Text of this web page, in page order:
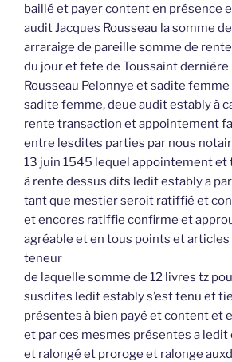
baillé et payer content en présence
audit Jacques Rousseau la somme
arraraige de pareille somme de
du jour et fete de Toussaint dernière
Rousseau Pelonnye et sadite
sadite femme, deue audit estably à
rente transaction et appointement
entre lesdites parties par nous
13 juin 1545 lequel appointement et
à rente dessus dits ledit estably a
tant que mestier seroit ratiffié et
et encores ratiffie confirme et
agréable et en tous points et
teneur
de laquelle somme de 12 livres tz
susdites ledit estably s’est tenu et
présentes à bien payé et content et
et par ces mesmes présentes a
et ralongé et proroge et ralonge